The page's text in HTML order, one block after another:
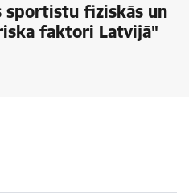
sportistu fiziskās un
faktori Latvijā"